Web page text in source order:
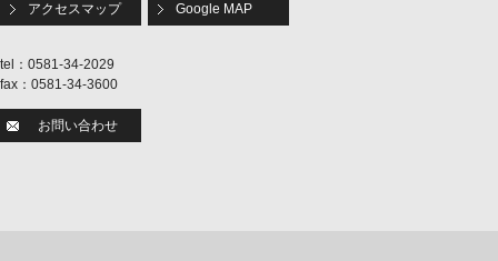
アクセスマップ Google MAP
tel：0581-34-2029
fax：0581-34-3600
お問い合わせ